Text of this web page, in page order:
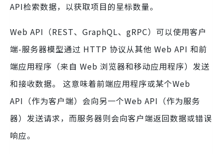
API检索数据，以获取项目的星标数量。
Web API（REST、GraphQL、gRPC）可以使用客户
端-服务器模型通过 HTTP 协议从其他 Web API 和前
端应用程序（来自 Web 浏览器和移动应用程序）发送
和接收数据。 这意味着前端应用程序或某个Web
API（作为客户端）会向另一个Web API（作为服务
器）发送请求，而服务器则会向客户端返回数据或错误
响应。